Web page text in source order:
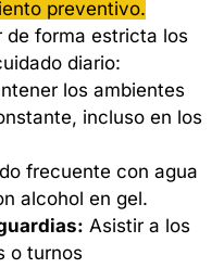
preventivo.
de forma estricta los
diario:
los ambientes
incluso en los
frecuente con agua
alcohol en gel.
Asistir a los
o turnos